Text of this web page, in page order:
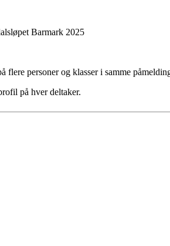
Barmark 2025
flere personer og klasser i samme
på hver deltaker.